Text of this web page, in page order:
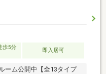
歩5分
即入居可
ーム公開中【全13タイプ